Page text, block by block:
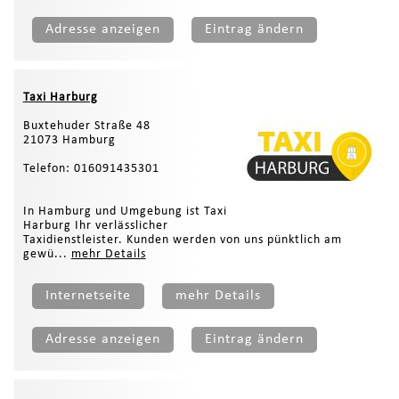
Adresse anzeigen Eintrag ändern
Taxi Harburg
Buxtehuder Straße 48
21073 Hamburg
Telefon: 016091435301
In Hamburg und Umgebung ist Taxi
Harburg Ihr verlässlicher
Taxidienstleister. Kunden werden von uns pünktlich am
gewü... mehr Details
Internetseite mehr Details
Adresse anzeigen Eintrag ändern